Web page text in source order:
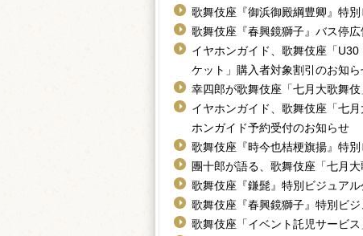
歌舞伎座『御浜御殿綱豊卿』特
歌舞伎座『春興鏡獅子』バス停
イヤホンガイド、歌舞伎座「
ケット」購入者対象割引のお知ら
幸四郎が歌舞伎座「七月大歌舞
イヤホンガイド、歌舞伎座「七
ホンガイド予約受付のお知らせ
歌舞伎座『時今也桔梗旗揚』特
團十郎が語る、歌舞伎座「七月大
歌舞伎座『鎌髭』特別ビジュアル
歌舞伎座『春興鏡獅子』特別ビ
歌舞伎座「イベント託児サービ